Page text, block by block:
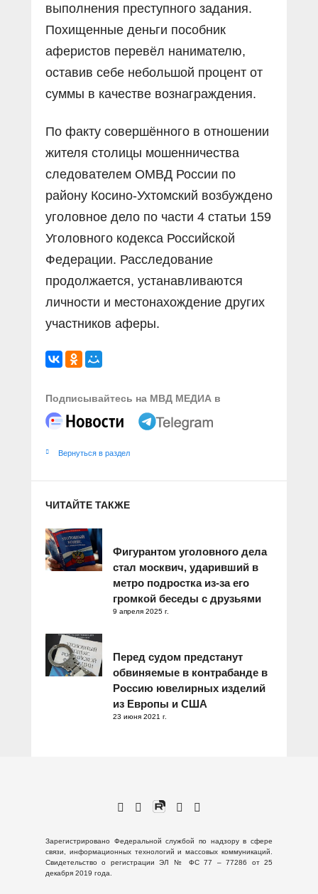
выполнения преступного задания.
Похищенные деньги пособник
аферистов перевёл нанимателю,
оставив себе небольшой процент от
суммы в качестве вознаграждения.
По факту совершённого в отношении
жителя столицы мошенничества
следователем ОМВД России по
району Косино-Ухтомский возбуждено
уголовное дело по части 4 статьи 159
Уголовного кодекса Российской
Федерации. Расследование
продолжается, устанавливаются
личности и местонахождение других
участников аферы.
Подписывайтесь на МВД МЕДИА в
Вернуться в раздел
ЧИТАЙТЕ ТАКЖЕ
Фигурантом уголовного дела
стал москвич, ударивший в
метро подростка из-за его
громкой беседы с друзьями
9 апреля 2025 г.
Перед судом предстанут
обвиняемые в контрабанде в
Россию ювелирных изделий
из Европы и США
23 июня 2021 г.
Зарегистрировано Федеральной службой по надзору в сфере
связи, информационных технологий и массовых коммуникаций.
Свидетельство о регистрации ЭЛ № ФС 77 – 77286 от 25
декабря 2019 года.